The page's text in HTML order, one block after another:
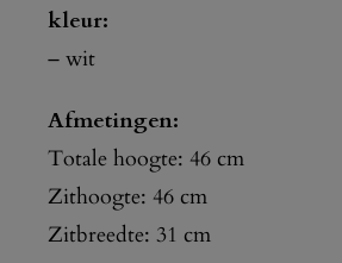
kleur:
– wit
Afmetingen:
Totale hoogte: 46 cm
Zithoogte: 46 cm
Zitbreedte: 31 cm